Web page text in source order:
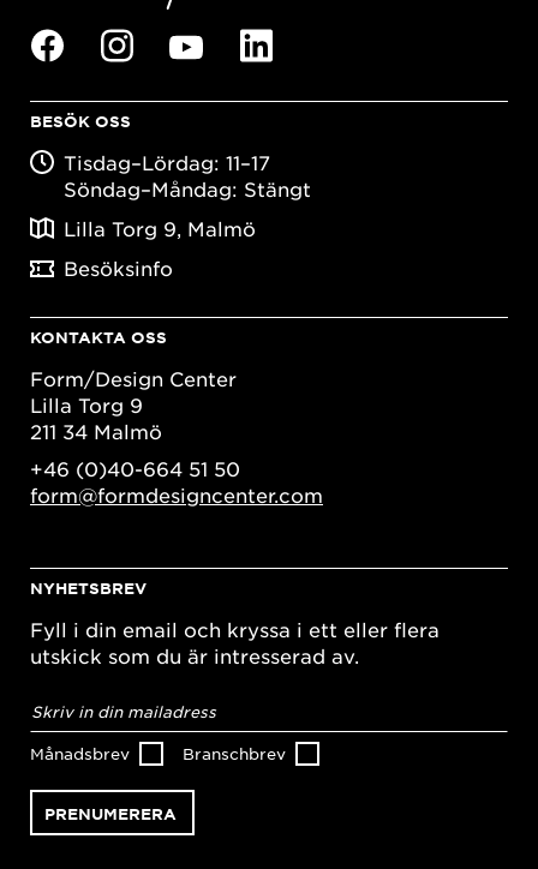
BESÖK OSS
Tisdag–Lördag: 11–17
Söndag–Måndag: Stängt
Lilla Torg 9, Malmö
Besöksinfo
KONTAKTA OSS
Form/Design Center
Lilla Torg 9
211 34 Malmö
+46 (0)40-664 51 50
form@formdesigncenter.com
NYHETSBREV
Fyll i din email och kryssa i ett eller flera
utskick som du är intresserad av.
postadress*
Månadsbrev Branschbrev